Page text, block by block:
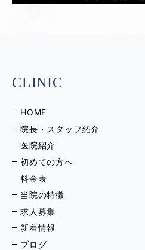
CLINIC
HOME
院長・スタッフ紹介
医院紹介
初めての方へ
料金表
当院の特徴
求人募集
新着情報
ブログ